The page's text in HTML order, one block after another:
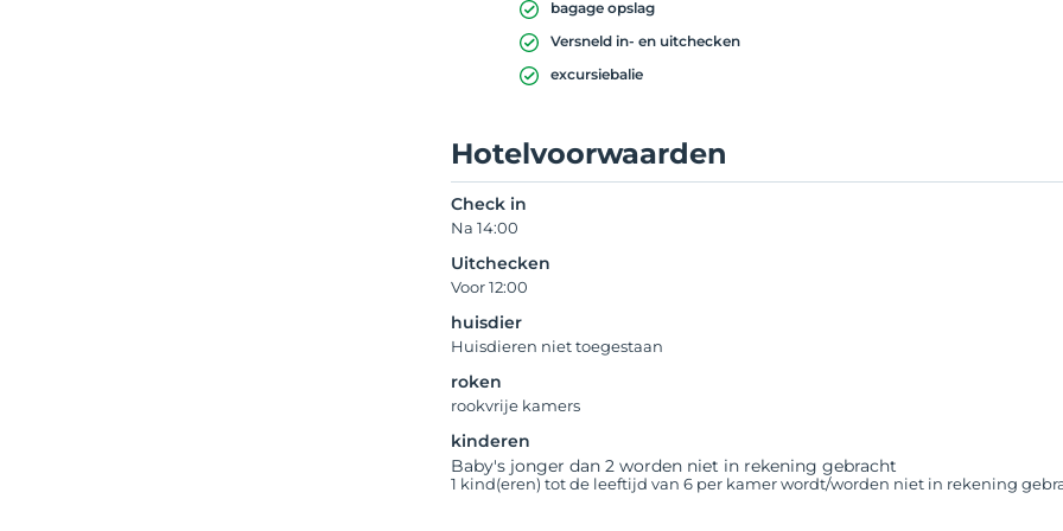
bagage opslag
Versneld in- en uitchecken
excursiebalie
Hotelvoorwaarden
Check in
Na 14:00
Uitchecken
Voor 12:00
huisdier
Huisdieren niet toegestaan
roken
rookvrije kamers
kinderen
Baby's jonger dan 2 worden niet in rekening gebracht
1 kind(eren) tot de leeftijd van 6 per kamer wordt/worden niet in rekening